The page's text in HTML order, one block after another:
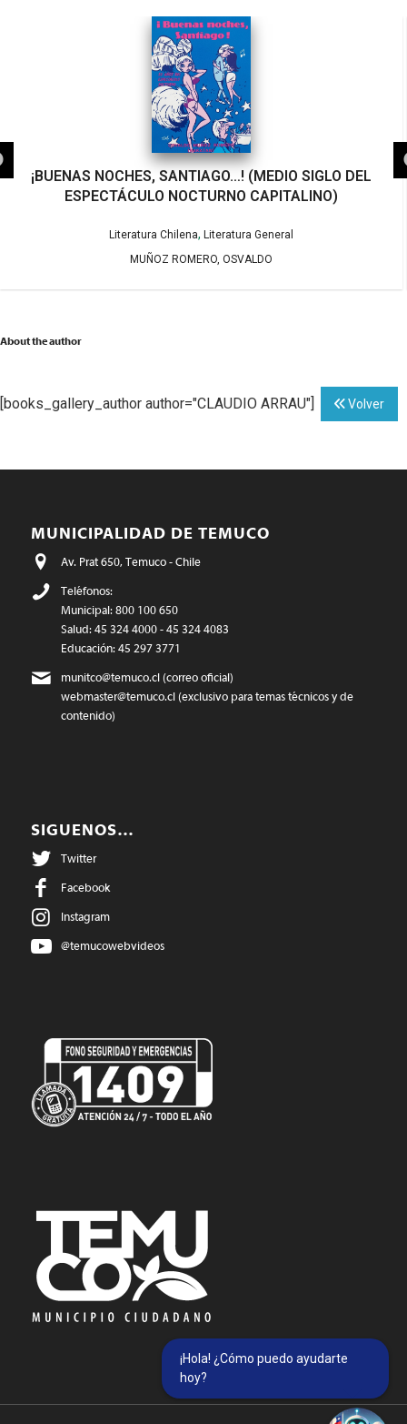
¡BUENAS NOCHES, SANTIAGO…! (MEDIO SIGLO DEL
ESPECTÁCULO NOCTURNO CAPITALINO)
Literatura Chilena, Literatura General
MUÑOZ ROMERO, OSVALDO
About the author
[books_gallery_author author="CLAUDIO ARRAU"] Volver
MUNICIPALIDAD DE TEMUCO
Av. Prat 650, Temuco - Chile
Teléfonos:
Municipal: 800 100 650
Salud: 45 324 4000 - 45 324 4083
Educación: 45 297 3771
munitco@temuco.cl(correo oficial)
webmaster@temuco.cl(exclusivo para temas técnicos y de
contenido)
SIGUENOS…
Twitter
Facebook
Instagram
@temucowebvideos
¡Hola! ¿Cómo puedo ayudarte
hoy?